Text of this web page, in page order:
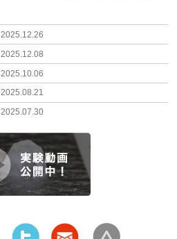
2025.12.26
2025.12.08
2025.10.06
2025.08.21
2025.07.30